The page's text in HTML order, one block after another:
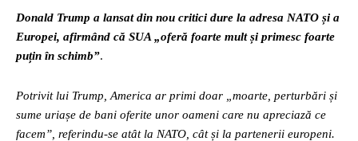
Donald Trump a lansat din nou critici dure la adresa NATO și a
Europei, afirmând că SUA „oferă foarte mult și primesc foarte
puțin în schimb”.
Potrivit lui Trump, America ar primi doar „moarte, perturbări și
sume uriașe de bani oferite unor oameni care nu apreciază ce
facem”, referindu-se atât la NATO, cât și la partenerii europeni.